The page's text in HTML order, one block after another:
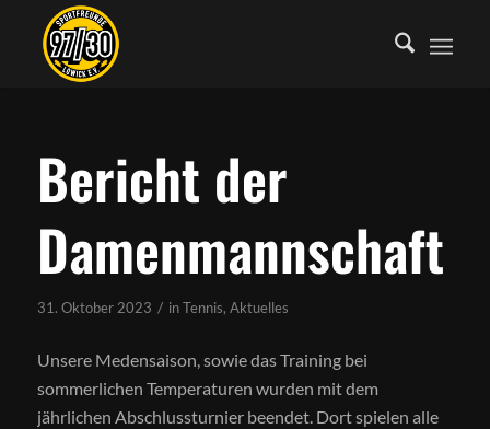
Bericht der
Damenmannschaft
31. Oktober 2023 / inTennis, Aktuelles
Unsere Medensaison, sowie das Training bei
sommerlichen Temperaturen wurden mit dem
jährlichen Abschlussturnier beendet. Dort spielen alle